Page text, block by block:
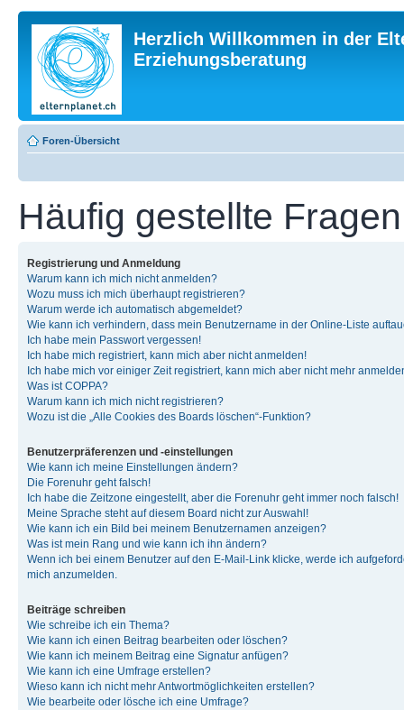
Herzlich Willkommen in der
Erziehungsberatung
Foren-Übersicht
Häufig gestellte Fragen
Registrierung und Anmeldung
Warum kann ich mich nicht anmelden?
Wozu muss ich mich überhaupt registrieren?
Warum werde ich automatisch abgemeldet?
Wie kann ich verhindern, dass mein Benutzername in der Online-Liste
Ich habe mein Passwort vergessen!
Ich habe mich registriert, kann mich aber nicht anmelden!
Ich habe mich vor einiger Zeit registriert, kann mich aber nicht mehr
Was ist COPPA?
Warum kann ich mich nicht registrieren?
Wozu ist die „Alle Cookies des Boards löschen“-Funktion?
Benutzerpräferenzen und -einstellungen
Wie kann ich meine Einstellungen ändern?
Die Forenuhr geht falsch!
Ich habe die Zeitzone eingestellt, aber die Forenuhr geht immer noch falsch!
Meine Sprache steht auf diesem Board nicht zur Auswahl!
Wie kann ich ein Bild bei meinem Benutzernamen anzeigen?
Was ist mein Rang und wie kann ich ihn ändern?
Wenn ich bei einem Benutzer auf den E-Mail-Link klicke, werde ich
mich anzumelden.
Beiträge schreiben
Wie schreibe ich ein Thema?
Wie kann ich einen Beitrag bearbeiten oder löschen?
Wie kann ich meinem Beitrag eine Signatur anfügen?
Wie kann ich eine Umfrage erstellen?
Wieso kann ich nicht mehr Antwortmöglichkeiten erstellen?
Wie bearbeite oder lösche ich eine Umfrage?